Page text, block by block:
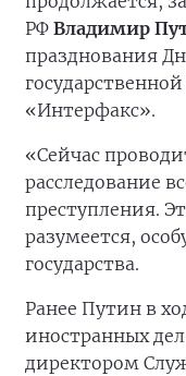
РФ Владимир
празднования
«Интерфакс».
«Сейчас
расследование
преступления.
разумеется,
государства.
Ранее Путин в
иностранных дел
директором